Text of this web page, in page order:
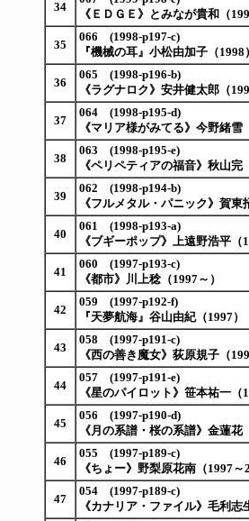
34
《ＥＤＧＥ》とみなが貴和（
35
066 (1998-p197-c)
『機械の耳』小松由加子（1998
36
065 (1998-p196-b)
《ラグナロク》安井健太郎（
37
064 (1998-p195-d)
《マリア様がみてる》今野緒雪
38
063 (1998-p195-e)
《ペリペティアの福音》秋山完
39
062 (1998-p194-b)
《フルメタル・パニック》賀東
40
061 (1998-p193-a)
《ブギーポップ》上遠野浩平（
41
060 (1997-p193-c)
《都市》川上稔（1997～）
42
059 (1997-p192-f)
『天夢航海』谷山由紀（1997）
43
058 (1997-p191-c)
《西の善き魔女》荻原規子（
44
057 (1997-p191-e)
《星のパイロット》笹本祐一（
45
056 (1997-p190-d)
《月の系譜・桜の系譜》金蓮花
46
055 (1997-p189-c)
《ちょー》野梨原花南（1997～
47
054 (1997-p189-c)
《カナリア・ファイル》毛利志